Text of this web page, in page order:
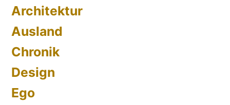
Architektur
Ausland
Chronik
Design
Ego